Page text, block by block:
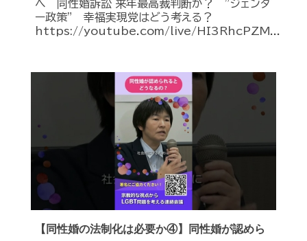
へ 同性婚訴訟 来年最高裁判断か？ ”ジェンダ
ー政策” 幸福実現党はどう考える？
https://youtube.com/live/HI3RhcPZM...
【同性婚の法制化は必要か④】同性婚が認めら